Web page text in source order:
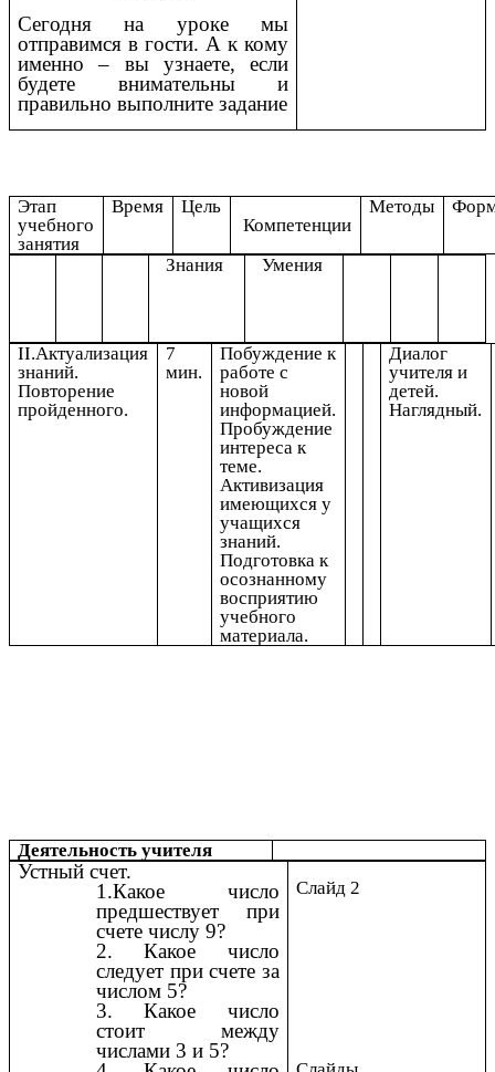
Сегодня на уроке мы
отправимся в гости. А к кому
именно – вы узнаете, если
будете внимательны и
правильно выполните задание
Этап
учебного
занятия
Время
Цель
Компетенции
Методы
Знания Умения
II.Актуализация
знаний.
Повторение
пройденного.
7
мин.
Побуждение к
работе с
новой
информацией.
Пробуждение
интереса к
теме.
Активизация
имеющихся у
учащихся
знаний.
Подготовка к
осознанному
восприятию
учебного
материала.
Диалог
учителя и
детей.
Наглядный.
Деятельность учителя
Устный счет.
1.Какое число
предшествует при
счете числу 9?
2. Какое число
следует при счете за
числом 5?
3. Какое число
стоит между
числами 3 и 5?
Слайд 2